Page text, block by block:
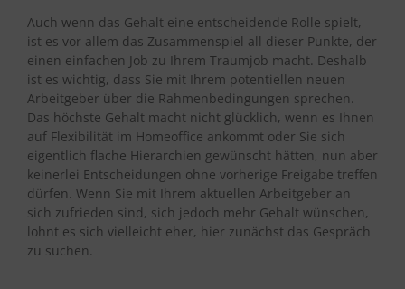
Auch wenn das Gehalt eine entscheidende Rolle spielt,
ist es vor allem das Zusammenspiel all dieser Punkte, der
einen einfachen Job zu Ihrem Traumjob macht. Deshalb
ist es wichtig, dass Sie mit Ihrem potentiellen neuen
Arbeitgeber über die Rahmenbedingungen sprechen.
Das höchste Gehalt macht nicht glücklich, wenn es Ihnen
auf Flexibilität im Homeoffice ankommt oder Sie sich
eigentlich flache Hierarchien gewünscht hätten, nun aber
keinerlei Entscheidungen ohne vorherige Freigabe treffen
dürfen. Wenn Sie mit Ihrem aktuellen Arbeitgeber an
sich zufrieden sind, sich jedoch mehr Gehalt wünschen,
lohnt es sich vielleicht eher, hier zunächst das Gespräch
zu suchen.